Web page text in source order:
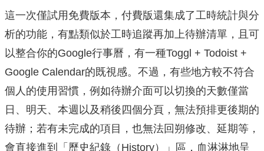
這一次僅試用免費版本，付費版還集成了工時統計與分
析的功能，有點類似於工時追蹤再加上待辦清單，且可
以整合你的Google行事曆，有一種Toggl + Todoist +
Google Calendar的既視感。不過，有些地方較不符合
個人的使用習慣，例如待辦介面可以切換的天數僅當
日、明天、本週以及稍後四個分頁，無法預排更後期的
待辦；若有未完成的項目，也無法回朔修改、延期等，
會直接進到「歷史紀錄（History）」區，血淋淋地呈